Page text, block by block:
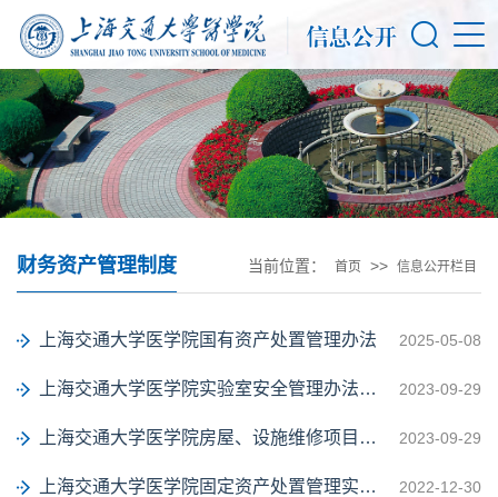
财务资产管理制度 当前位置： 首页 >> 信息公开栏目
上海交通大学医学院国有资产处置管理办法 2025-05-08
上海交通大学医学院实验室安全管理办法（试行） 2023-09-29
上海交通大学医学院房屋、设施维修项目管理办法 2023-09-29
上海交通大学医学院固定资产处置管理实施细则 2022-12-30